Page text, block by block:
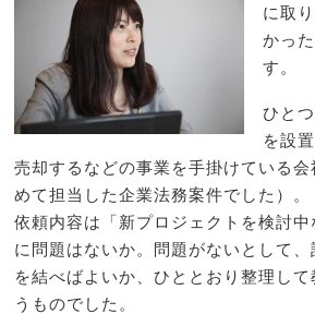
に取
かっ
す。
ひと
を設
売却するなどの事業を手掛けている
めて担当した企業法務案件でした）。
依頼内容は「新プロジェクトを検討
に問題はないか。問題がないとして
を結べばよいか、ひととおり整理し
うものでした。